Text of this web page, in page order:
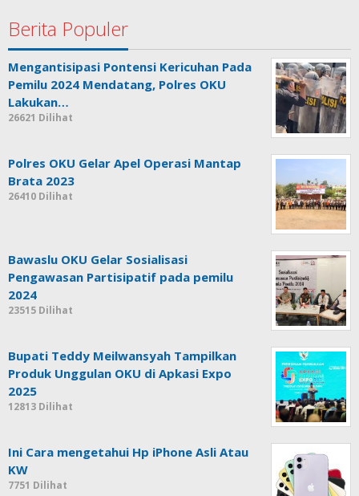
Berita Populer
Mengantisipasi Pontensi Kericuhan Pada
Pemilu 2024 Mendatang, Polres OKU
Lakukan…
26621 Dilihat
Polres OKU Gelar Apel Operasi Mantap
Brata 2023
26410 Dilihat
Bawaslu OKU Gelar Sosialisasi
Pengawasan Partisipatif pada pemilu
2024
23515 Dilihat
Bupati Teddy Meilwansyah Tampilkan
Produk Unggulan OKU di Apkasi Expo
2025
12813 Dilihat
Ini Cara mengetahui Hp iPhone Asli Atau
KW
7751 Dilihat